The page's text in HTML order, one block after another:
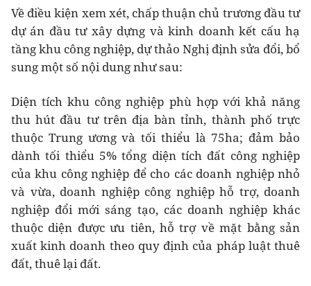
Về điều kiện xem xét, chấp thuận chủ trương đầu tư
dự án đầu tư xây dựng và kinh doanh kết cấu hạ
tầng khu công nghiệp, dự thảo Nghị định sửa đổi, bổ
sung một số nội dung như sau:
Diện tích khu công nghiệp phù hợp với khả năng
thu hút đầu tư trên địa bàn tỉnh, thành phố trực
thuộc Trung ương và tối thiểu là 75ha; đảm bảo
dành tối thiểu 5% tổng diện tích đất công nghiệp
của khu công nghiệp để cho các doanh nghiệp nhỏ
và vừa, doanh nghiệp công nghiệp hỗ trợ, doanh
nghiệp đổi mới sáng tạo, các doanh nghiệp khác
thuộc diện được ưu tiên, hỗ trợ về mặt bằng sản
xuất kinh doanh theo quy định của pháp luật thuê
đất, thuê lại đất.